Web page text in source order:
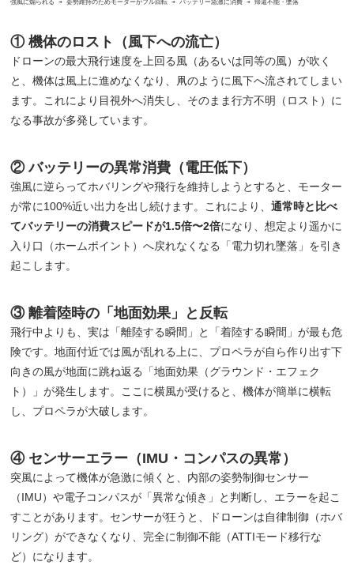
① 機体のロスト（風下への流亡）
ドローンの最大飛行速度を上回る風（あるいは同等の風）が吹く
と、機体は風上に進めなくなり、凧のように風下へ流されてしまい
ます。これにより目視外へ消失し、そのまま行方不明（ロスト）に
なる事故が多発しています。
② バッテリーの異常消費（電圧低下）
強風に逆らってホバリングや飛行を維持しようとすると、モーター
が常に100%近い出力を出し続けます。これにより、通常時と比べ
てバッテリーの消費スピードが1.5倍〜2倍になり、想定より遥かに
入り口（ホームポイント）へ戻れなくなる「電力切れ墜落」を引き
起こします。
③ 離着陸時の「地面効果」と反転
飛行中よりも、実は「離陸する瞬間」と「着陸する瞬間」が最も危
険です。地面付近では風が乱れる上に、プロペラが自ら作り出す下
向きの風が地面に跳ね返る「地面効果（グラウンド・エフェク
ト）」が発生します。ここに横風が受けると、機体が簡単に横転
し、プロペラが大破します。
④ センサーエラー（IMU・コンパスの異常）
突風によって機体が急激に傾くと、内部の姿勢制御センサー
（IMU）や電子コンパスが「異常な傾き」と判断し、エラーを起こ
すことがあります。センサーが狂うと、ドローンは自律制御（ホバ
リング）ができなくなり、完全に制御不能（ATTIモード移行な
ど）になります。